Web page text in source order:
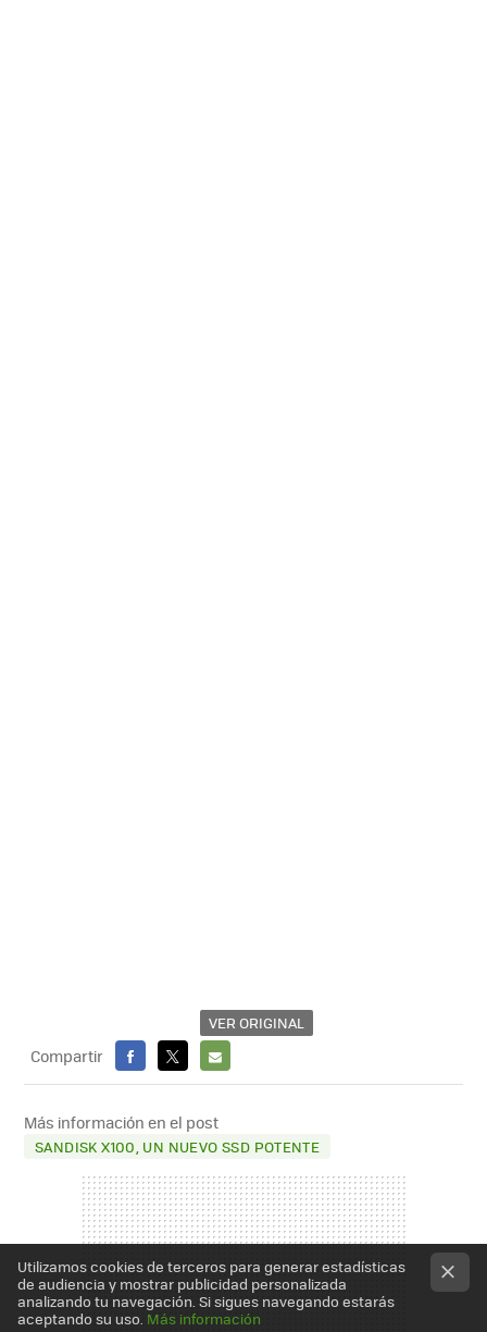
VER ORIGINAL
Compartir
FACEBOOK
X
E-
MAIL
Más información en el post
SANDISK X100, UN NUEVO SSD POTENTE
Utilizamos cookies de terceros para generar estadísticas
de audiencia y mostrar publicidad personalizada
analizando tu navegación. Si sigues navegando estarás
aceptando su uso. Más información